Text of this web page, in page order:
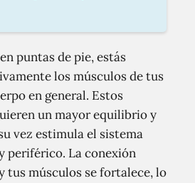
puntas de pie, estás
los músculos de tus
en general. Estos
un mayor equilibrio y
vez estimula el sistema
periférico. La conexión
tus músculos se fortalece, lo